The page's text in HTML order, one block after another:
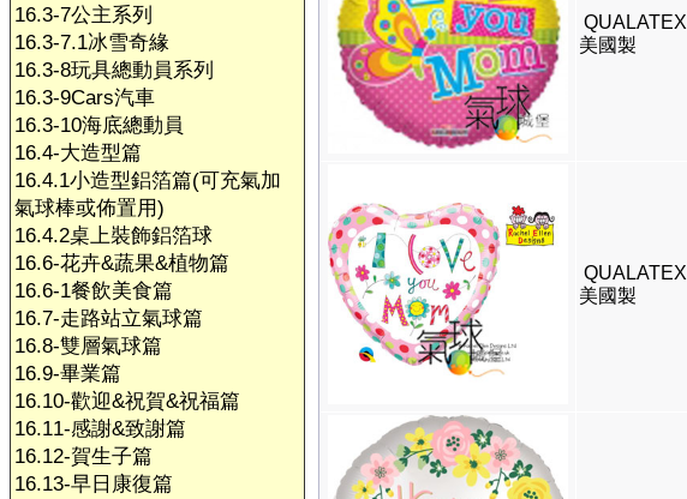
16.3-7公主系列
16.3-7.1冰雪奇緣
16.3-8玩具總動員系列
16.3-9Cars汽車
16.3-10海底總動員
16.4-大造型篇
16.4.1小造型鋁箔篇(可充氣加
氣球棒或佈置用)
16.4.2桌上裝飾鋁箔球
16.6-花卉&蔬果&植物篇
16.6-1餐飲美食篇
16.7-走路站立氣球篇
16.8-雙層氣球篇
16.9-畢業篇
16.10-歡迎&祝賀&祝福篇
16.11-感謝&致謝篇
16.12-賀生子篇
16.13-早日康復篇
QUALATEX
美國製
QUALATEX
美國製